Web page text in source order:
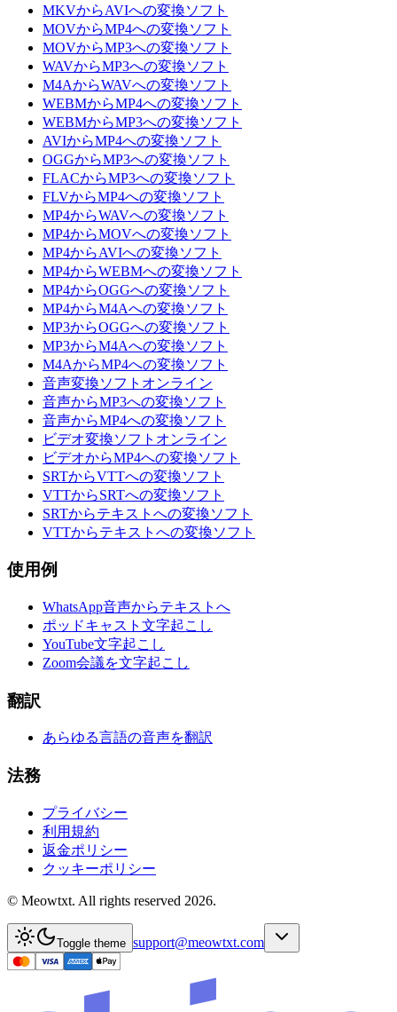
MKVからAVIへの変換ソフト
MOVからMP4への変換ソフト
MOVからMP3への変換ソフト
WAVからMP3への変換ソフト
M4AからWAVへの変換ソフト
WEBMからMP4への変換ソフト
WEBMからMP3への変換ソフト
AVIからMP4への変換ソフト
OGGからMP3への変換ソフト
FLACからMP3への変換ソフト
FLVからMP4への変換ソフト
MP4からWAVへの変換ソフト
MP4からMOVへの変換ソフト
MP4からAVIへの変換ソフト
MP4からWEBMへの変換ソフト
MP4からOGGへの変換ソフト
MP4からM4Aへの変換ソフト
MP3からOGGへの変換ソフト
MP3からM4Aへの変換ソフト
M4AからMP4への変換ソフト
音声変換ソフトオンライン
音声からMP3への変換ソフト
音声からMP4への変換ソフト
ビデオ変換ソフトオンライン
ビデオからMP4への変換ソフト
SRTからVTTへの変換ソフト
VTTからSRTへの変換ソフト
SRTからテキストへの変換ソフト
VTTからテキストへの変換ソフト
使用例
WhatsApp音声からテキストへ
ポッドキャスト文字起こし
YouTube文字起こし
Zoom会議を文字起こし
翻訳
あらゆる言語の音声を翻訳
法務
プライバシー
利用規約
返金ポリシー
クッキーポリシー
© Meowtxt. All rights reserved 2026.
Toggle theme support@meowtxt.com